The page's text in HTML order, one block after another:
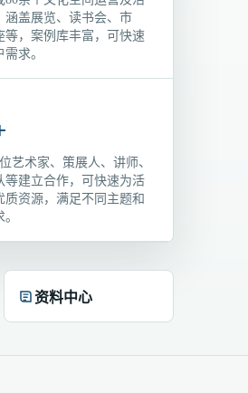
涵盖展览、读书会、市
等，案例库丰富，可快速
需求。
艺术家、策展人、讲师、
等建立合作，可快速为活
质资源，满足不同主题和
资料中心